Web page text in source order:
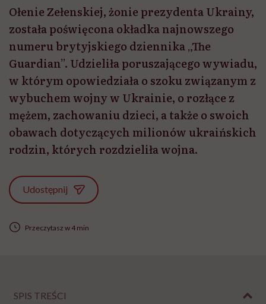
Ołenie Zełenskiej, żonie prezydenta Ukrainy,
została poświęcona okładka najnowszego
numeru brytyjskiego dziennika „The
Guardian”. Udzieliła poruszającego wywiadu,
w którym opowiedziała o szoku związanym z
wybuchem wojny w Ukrainie, o rozłące z
mężem, zachowaniu dzieci, a także o swoich
obawach dotyczących milionów ukraińskich
rodzin, których rozdzieliła wojna.
Udostępnij
Przeczytasz w 4 min
SPIS TREŚCI